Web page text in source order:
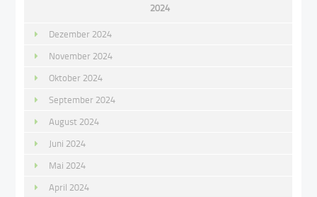
2024
Dezember 2024
November 2024
Oktober 2024
September 2024
August 2024
Juni 2024
Mai 2024
April 2024